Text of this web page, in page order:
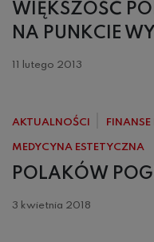
WIĘKSZOŚĆ
NA PUNKCIE
11 lutego 2013
AKTUALNOŚCI
MEDYCYNA ESTETYCZNA
POLAKÓW
3 kwietnia 2018